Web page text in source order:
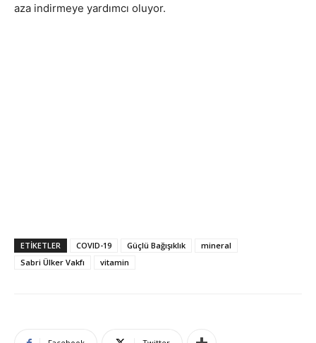
aza indirmeye yardımcı oluyor.
ETIKETLER COVID-19 Güçlü Bağışıklık
mineral
Sabri Ülker Vakfı
vitamin